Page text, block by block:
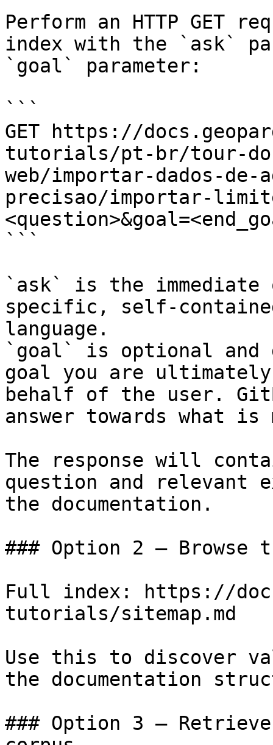
Perform an HTTP GET
index with the `ask`
`goal` parameter:
```
GET https://
tutorials/pt-br/tour-
web/importar-dados-
precisao/importar-
```
`ask` is the
specific, self-
language.
`goal` is optional and
goal you are
behalf of the user.
answer towards what
The response will
question and relevant
the documentation.
### Option 2 — Browse
Full index: https://
tutorials/sitemap.md
Use this to discover
the documentation
### Option 3 —